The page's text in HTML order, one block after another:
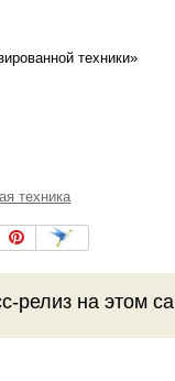
техники»
техника
релиз на этом